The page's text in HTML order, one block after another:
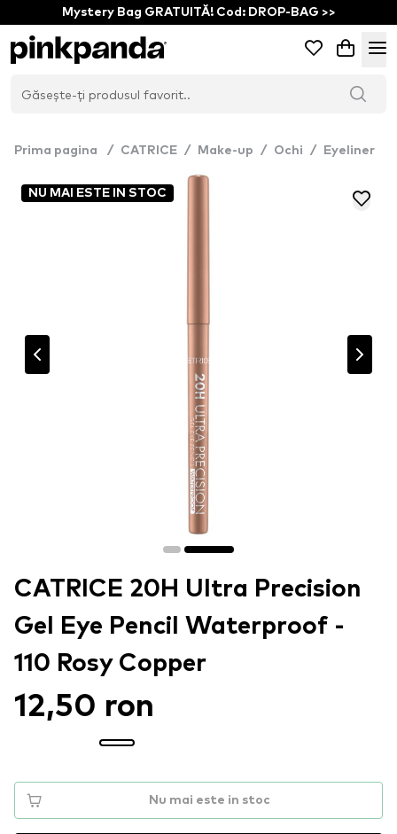
Mystery Bag GRATUITĂ! Cod: DROP-BAG >>
Prima pagina / CATRICE / Make-up / Ochi / Eyeliner
NU MAI ESTE IN STOC
CATRICE 20H Ultra Precision
Gel Eye Pencil Waterproof -
110 Rosy Copper
12,50 ron
Nu mai este in stoc